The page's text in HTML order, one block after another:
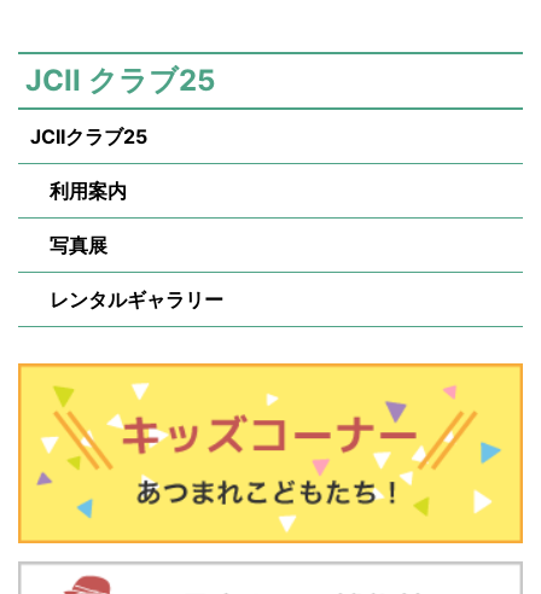
JCII クラブ25
JCIIクラブ25
利用案内
写真展
レンタルギャラリー